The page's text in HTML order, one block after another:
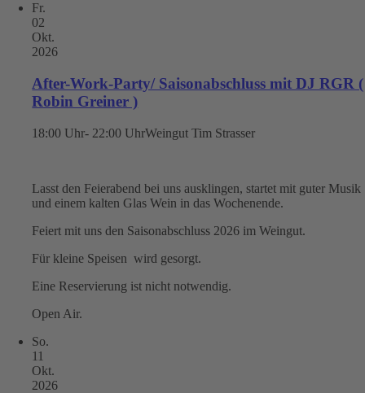
Fr.
02
Okt.
2026
After-Work-Party/ Saisonabschluss mit DJ RGR (
Robin Greiner )
18:00 Uhr- 22:00 UhrWeingut Tim Strasser
Lasst den Feierabend bei uns ausklingen, startet mit guter Musik
und einem kalten Glas Wein in das Wochenende.
Feiert mit uns den Saisonabschluss 2026 im Weingut.
Für kleine Speisen wird gesorgt.
Eine Reservierung ist nicht notwendig.
Open Air.
So.
11
Okt.
2026